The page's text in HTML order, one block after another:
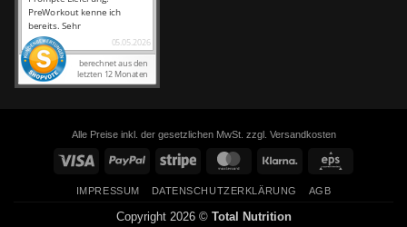
Alle Preise inkl. der gesetzlichen MwSt. zzgl. Versandkosten
Visa PayPal Stripe MasterCard Klarna
IMPRESSUM DATENSCHUTZERKLÄRUNG AGB
Copyright 2026 © Total Nutrition